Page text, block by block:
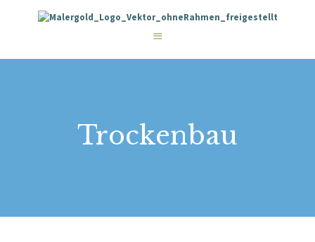
Trockenbau
STARTSEITE
WIE WIR ARBEITEN
KONTAKT